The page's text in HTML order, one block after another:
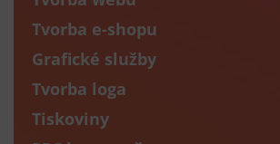
Tvorba e-shopu
Grafické služby
Tvorba loga
Tiskoviny